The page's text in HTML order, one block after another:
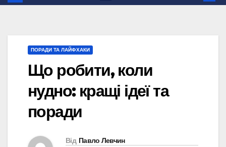
ПОРАДИ ТА ЛАЙФХАКИ
Що робити, коли
нудно: кращі ідеї та
поради
Від Павло Левчин